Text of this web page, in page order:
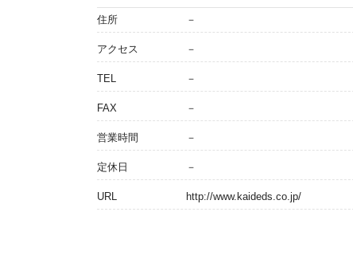
住所 －
アクセス －
TEL －
FAX －
営業時間 －
定休日 －
URL http://www.kaideds.co.jp/